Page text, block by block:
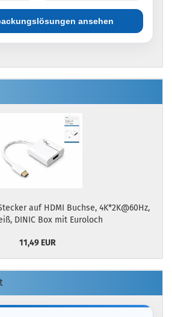
ansehen
auf HDMI Buchse, 4K*2K@60Hz,
DINIC Box mit Euroloch
11,49 EUR